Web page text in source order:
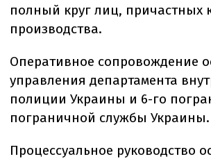
полный круг лиц, причастных
производства.
Оперативное сопровождение
управления департамента
полиции Украины и 6-го
пограничной службы Украины.
Процессуальное руководство